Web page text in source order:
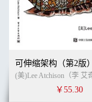
￥55.30